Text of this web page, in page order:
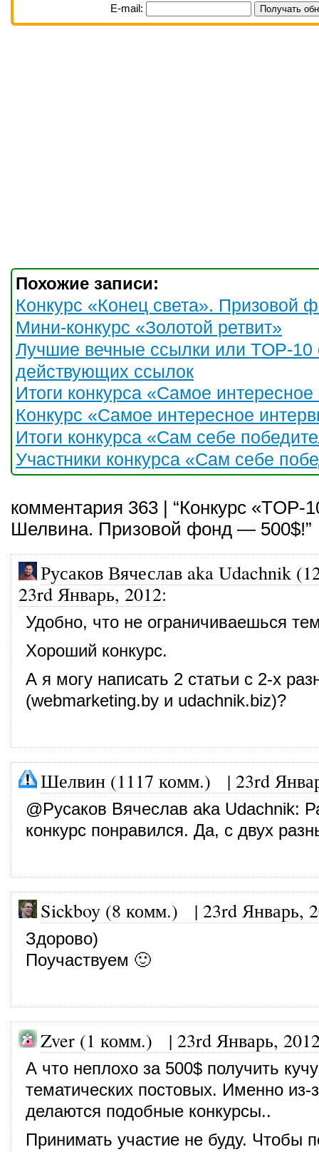
E-mail:
Похожие записи:
Конкурс «Конец света». Призовой
Мини-конкурс «Золотой ретвит»
Лучшие вечные ссылки или TOP-10
действующих ссылок
Итоги конкурса «Самое
Конкурс «Самое интересное
Итоги конкурса «Сам себе
Участники конкурса «Сам себе
комментария 363 | “Конкурс «TOP-
Шелвина. Призовой фонд — 500$!”
Русаков Вячеслав aka Udachnik
23rd Январь, 2012:
Удобно, что не ограничиваешься
Хороший конкурс.
А я могу написать 2 статьи с 2-х
(webmarketing.by и udachnik.biz)?
Шелвин (1117 комм.) | 23rd
@Русаков Вячеслав aka Udachnik:
конкурс понравился. Да, с двух
Sickboy (8 комм.) | 23rd Январь,
Здорово)
Поучаствуем 🙂
Zver (1 комм.) | 23rd Январь,
А что неплохо за 500$ получить кучу
тематических постовых. Именно из-
делаются подобные конкурсы..
Принимать участие не буду. Чтобы